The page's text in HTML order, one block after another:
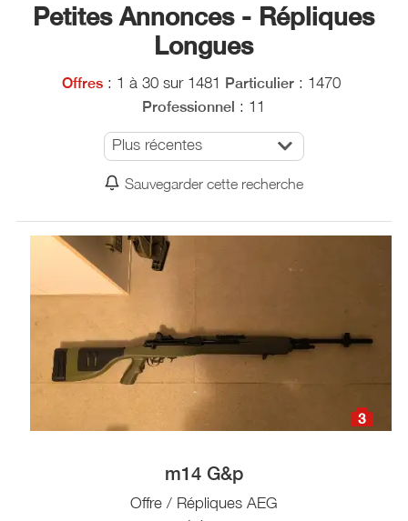
Petites Annonces - Répliques
Longues
Offres : 1 à 30 sur 1481 Particulier : 1470
Professionnel : 11
Plus récentes
Sauvegarder cette recherche
3
m14 G&p
Offre / Répliques AEG